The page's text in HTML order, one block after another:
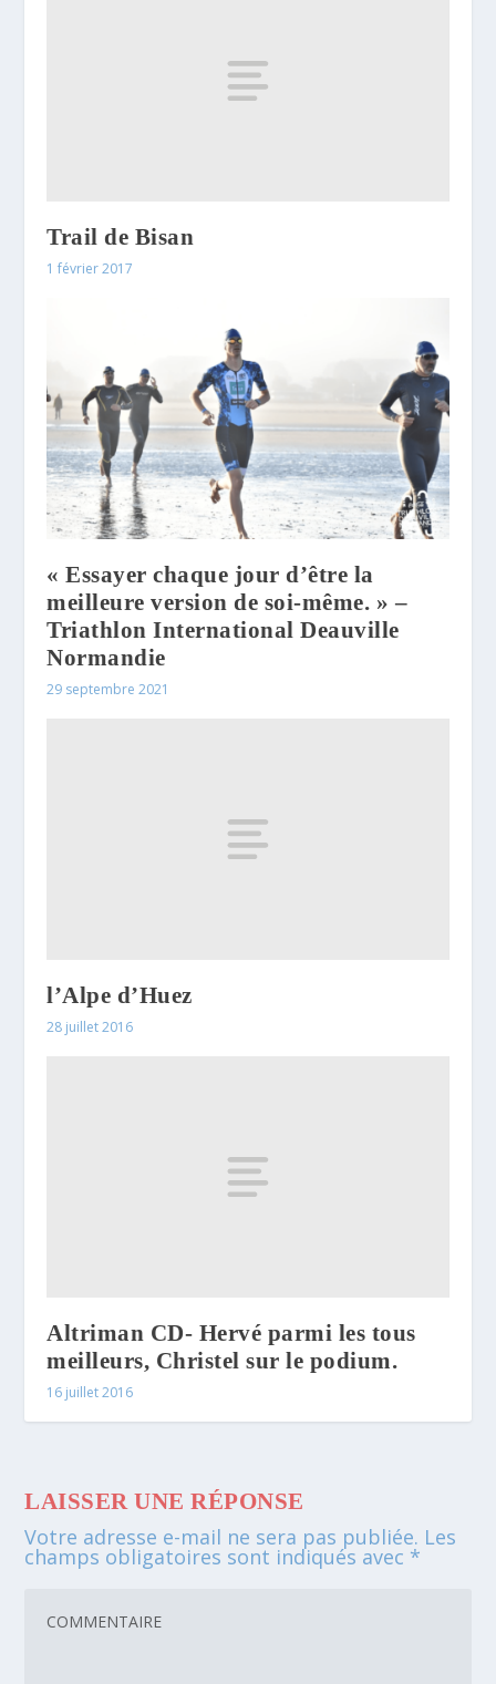
Trail de Bisan
1 février 2017
« Essayer chaque jour d’être la
meilleure version de soi-même. » –
Triathlon International Deauville
Normandie
29 septembre 2021
l’Alpe d’Huez
28 juillet 2016
Altriman CD- Hervé parmi les tous
meilleurs, Christel sur le podium.
16 juillet 2016
LAISSER UNE RÉPONSE
Votre adresse e-mail ne sera pas publiée. Les
champs obligatoires sont indiqués avec *